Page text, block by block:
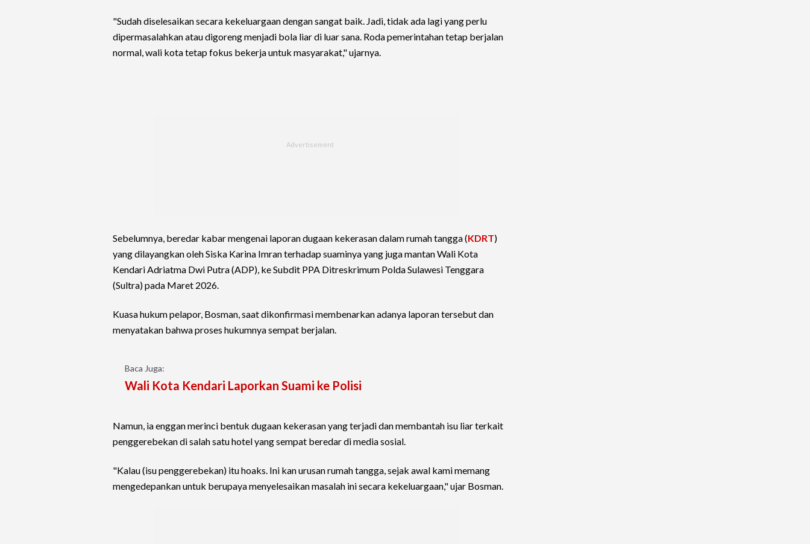
"Sudah diselesaikan secara kekeluargaan dengan sangat baik. Jadi, tidak ada lagi yang perlu
dipermasalahkan atau digoreng menjadi bola liar di luar sana. Roda pemerintahan tetap berjalan
normal, wali kota tetap fokus bekerja untuk masyarakat," ujarnya.
Sebelumnya, beredar kabar mengenai laporan dugaan kekerasan dalam rumah tangga (KDRT)
yang dilayangkan oleh Siska Karina Imran terhadap suaminya yang juga mantan Wali Kota
Kendari Adriatma Dwi Putra (ADP), ke Subdit PPA Ditreskrimum Polda Sulawesi Tenggara
(Sultra) pada Maret 2026.
Kuasa hukum pelapor, Bosman, saat dikonfirmasi membenarkan adanya laporan tersebut dan
menyatakan bahwa proses hukumnya sempat berjalan.
Baca Juga:
Wali Kota Kendari Laporkan Suami ke Polisi
Namun, ia enggan merinci bentuk dugaan kekerasan yang terjadi dan membantah isu liar terkait
penggerebekan di salah satu hotel yang sempat beredar di media sosial.
"Kalau (isu penggerebekan) itu hoaks. Ini kan urusan rumah tangga, sejak awal kami memang
mengedepankan untuk berupaya menyelesaikan masalah ini secara kekeluargaan," ujar Bosman.